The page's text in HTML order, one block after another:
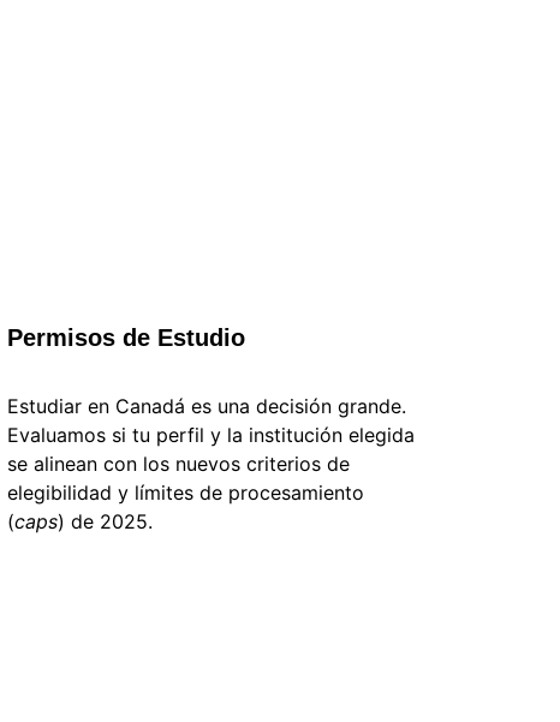
Estudiar en Canadá es una decisión grande.
Evaluamos si tu perfil y la institución elegida
se alinean con los nuevos criterios de
elegibilidad y límites de procesamiento
(caps) de 2025.
Permisos de Estudio